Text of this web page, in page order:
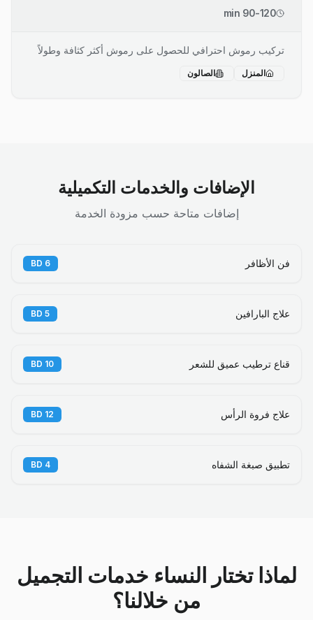
90-120 min
تركيب رموش احترافي للحصول على رموش أكثر كثافة وطولاً
المنزل الصالون
الإضافات والخدمات التكميلية
إضافات متاحة حسب مزودة الخدمة
فن الأظافر 6
BD
علاج البارافين 5
BD
قناع ترطيب عميق للشعر 10
BD
علاج فروة الرأس 12
BD
تطبيق صبغة الشفاه 4
BD
لماذا تختار النساء خدمات التجميل
من خلالنا؟